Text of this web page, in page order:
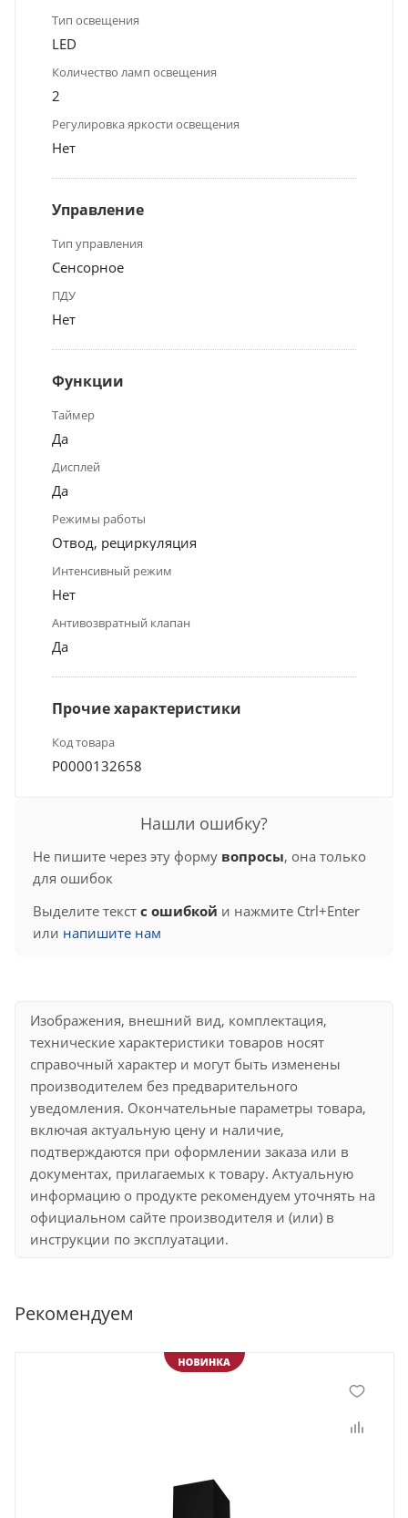
Тип освещения
LED
Количество ламп освещения
2
Регулировка яркости освещения
Нет
Управление
Тип управления
Сенсорное
ПДУ
Нет
Функции
Таймер
Да
Дисплей
Да
Режимы работы
Отвод, рециркуляция
Интенсивный режим
Нет
Антивозвратный клапан
Да
Прочие характеристики
Код товара
Р0000132658
Нашли ошибку?
Не пишите через эту форму вопросы, она только
для ошибок
Выделите текст с ошибкой и нажмите Ctrl+Enter
или напишите нам
Изображения, внешний вид, комплектация,
технические характеристики товаров носят
справочный характер и могут быть изменены
производителем без предварительного
уведомления. Окончательные параметры товара,
включая актуальную цену и наличие,
подтверждаются при оформлении заказа или в
документах, прилагаемых к товару. Актуальную
информацию о продукте рекомендуем уточнять на
официальном сайте производителя и (или) в
инструкции по эксплуатации.
Рекомендуем